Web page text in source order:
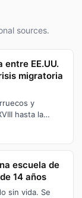
sources.
EE.UU.
migratoria
y
hasta la
escuela de
14 años
sin vida. Se